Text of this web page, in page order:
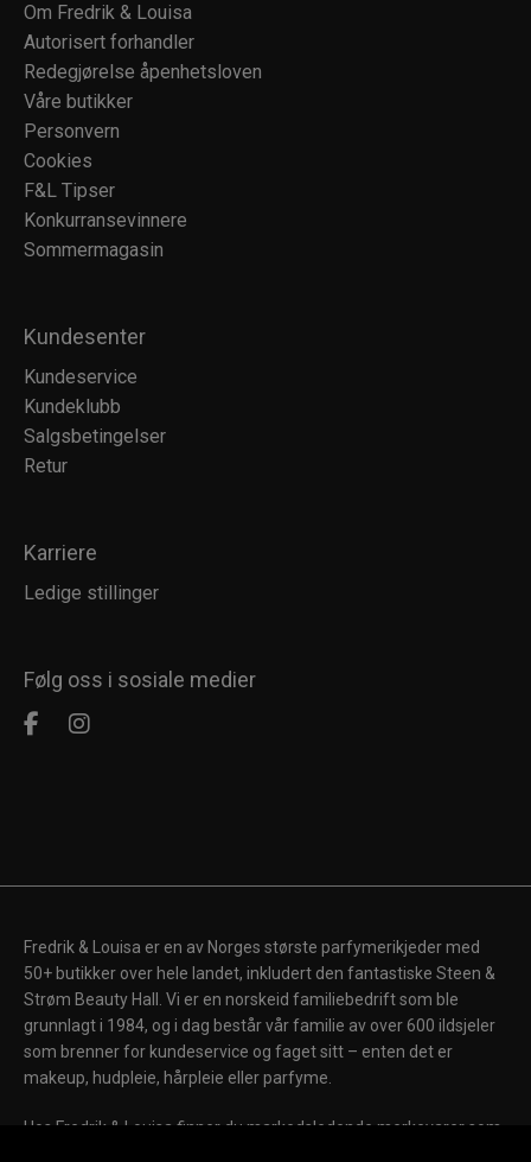
Om Fredrik & Louisa
Autorisert forhandler
Redegjørelse åpenhetsloven
Våre butikker
Personvern
Cookies
F&L Tipser
Konkurransevinnere
Sommermagasin
Kundesenter
Kundeservice
Kundeklubb
Salgsbetingelser
Retur
Karriere
Ledige stillinger
Følg oss i sosiale medier
Fredrik & Louisa er en av Norges største parfymerikjeder med
50+ butikker over hele landet, inkludert den fantastiske Steen &
Strøm Beauty Hall. Vi er en norskeid familiebedrift som ble
grunnlagt i 1984, og i dag består vår familie av over 600 ildsjeler
som brenner for kundeservice og faget sitt – enten det er
makeup, hudpleie, hårpleie eller parfyme.
Hos Fredrik & Louisa finner du markedsledende merkevarer som